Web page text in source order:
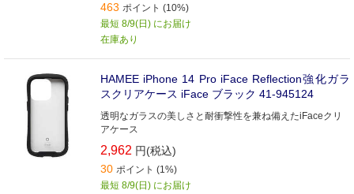
463 ポイント (10%)
最短 8/9(日) にお届け
在庫あり
HAMEE iPhone 14 Pro iFace Reflection強化ガラ
スクリアケース iFace ブラック 41-945124
透明なガラスの美しさと耐衝撃性を兼ね備えたiFaceクリ
アケース
2,962 円(税込)
30 ポイント (1%)
最短 8/9(日) にお届け